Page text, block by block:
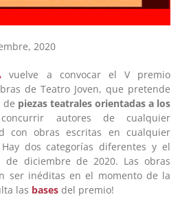
2020
vuelve a convocar el V premio
de Teatro Joven, que pretende
de piezas teatrales orientadas a los
autores de cualquier
con obras escritas en cualquier
dos categorías diferentes y el
diciembre de 2020. Las obras
ser inéditas en el momento de la
las bases del premio!